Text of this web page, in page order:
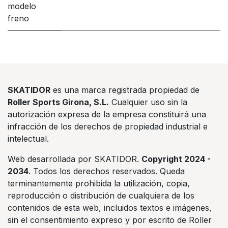
modelo
freno
SKATIDOR es una marca registrada propiedad de
Roller Sports Girona, S.L. Cualquier uso sin la
autorización expresa de la empresa constituirá una
infracción de los derechos de propiedad industrial e
intelectual.
Web desarrollada por SKATIDOR. Copyright 2024 -
2034. Todos los derechos reservados. Queda
terminantemente prohibida la utilización, copia,
reproducción o distribución de cualquiera de los
contenidos de esta web, incluidos textos e imágenes,
sin el consentimiento expreso y por escrito de Roller